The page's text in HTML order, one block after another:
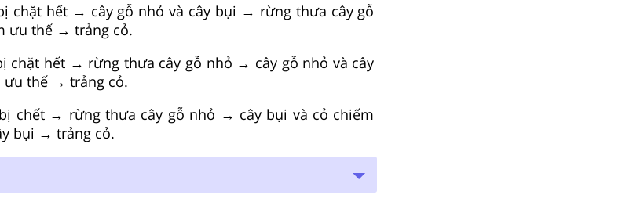
chặt hết → cây gỗ nhỏ và cây bụi → rừng thưa cây gỗ
ưu thế → trảng cỏ.
chặt hết → rừng thưa cây gỗ nhỏ → cây gỗ nhỏ và cây
ưu thế → trảng cỏ.
chết → rừng thưa cây gỗ nhỏ → cây bụi và cỏ chiếm
bụi → trảng cỏ.